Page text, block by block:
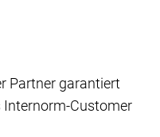
Partner garantiert
Internorm-Customer